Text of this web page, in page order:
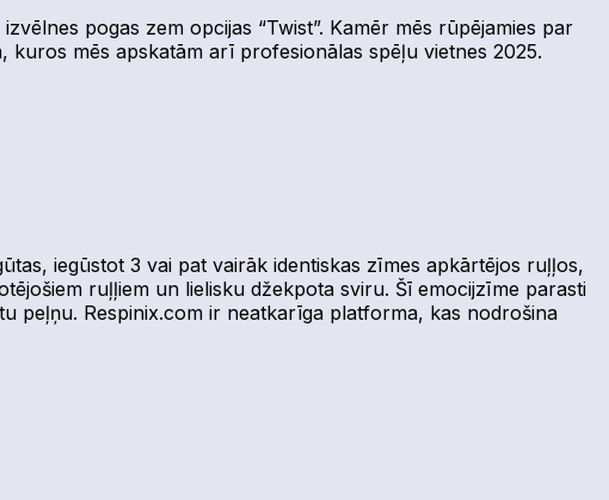
pogas zem opcijas “Twist”. Kamēr mēs rūpējamies par
kuros mēs apskatām arī profesionālas spēļu vietnes 2025.
iegūstot 3 vai pat vairāk identiskas zīmes apkārtējos ruļļos,
ruļļiem un lielisku džekpota sviru. Šī emocijzīme parasti
peļņu. Respinix.com ir neatkarīga platforma, kas nodrošina